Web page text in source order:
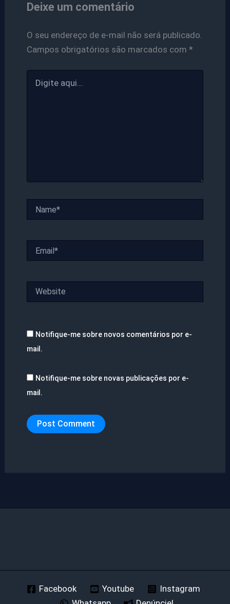
Deixe um comentário
O seu endereço de e-mail não será publicado.
Campos obrigatórios são marcados com *
aqui...
Notifique-me sobre novos comentários por e-
mail.
Notifique-me sobre novas publicações por e-
mail.
Facebook Youtube
Instagram